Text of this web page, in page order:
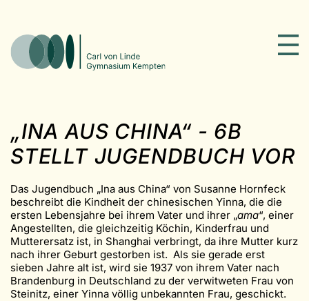
„INA AUS CHINA“ - 6B
STELLT JUGENDBUCH VOR
Das Jugendbuch „Ina aus China“ von Susanne Hornfeck
beschreibt die Kindheit der chinesischen Yinna, die die
ersten Lebensjahre bei ihrem Vater und ihrer „ama“, einer
Angestellten, die gleichzeitig Köchin, Kinderfrau und
Mutterersatz ist, in Shanghai verbringt, da ihre Mutter kurz
nach ihrer Geburt gestorben ist. Als sie gerade erst
sieben Jahre alt ist, wird sie 1937 von ihrem Vater nach
Brandenburg in Deutschland zu der verwitweten Frau von
Steinitz, einer Yinna völlig unbekannten Frau, geschickt.